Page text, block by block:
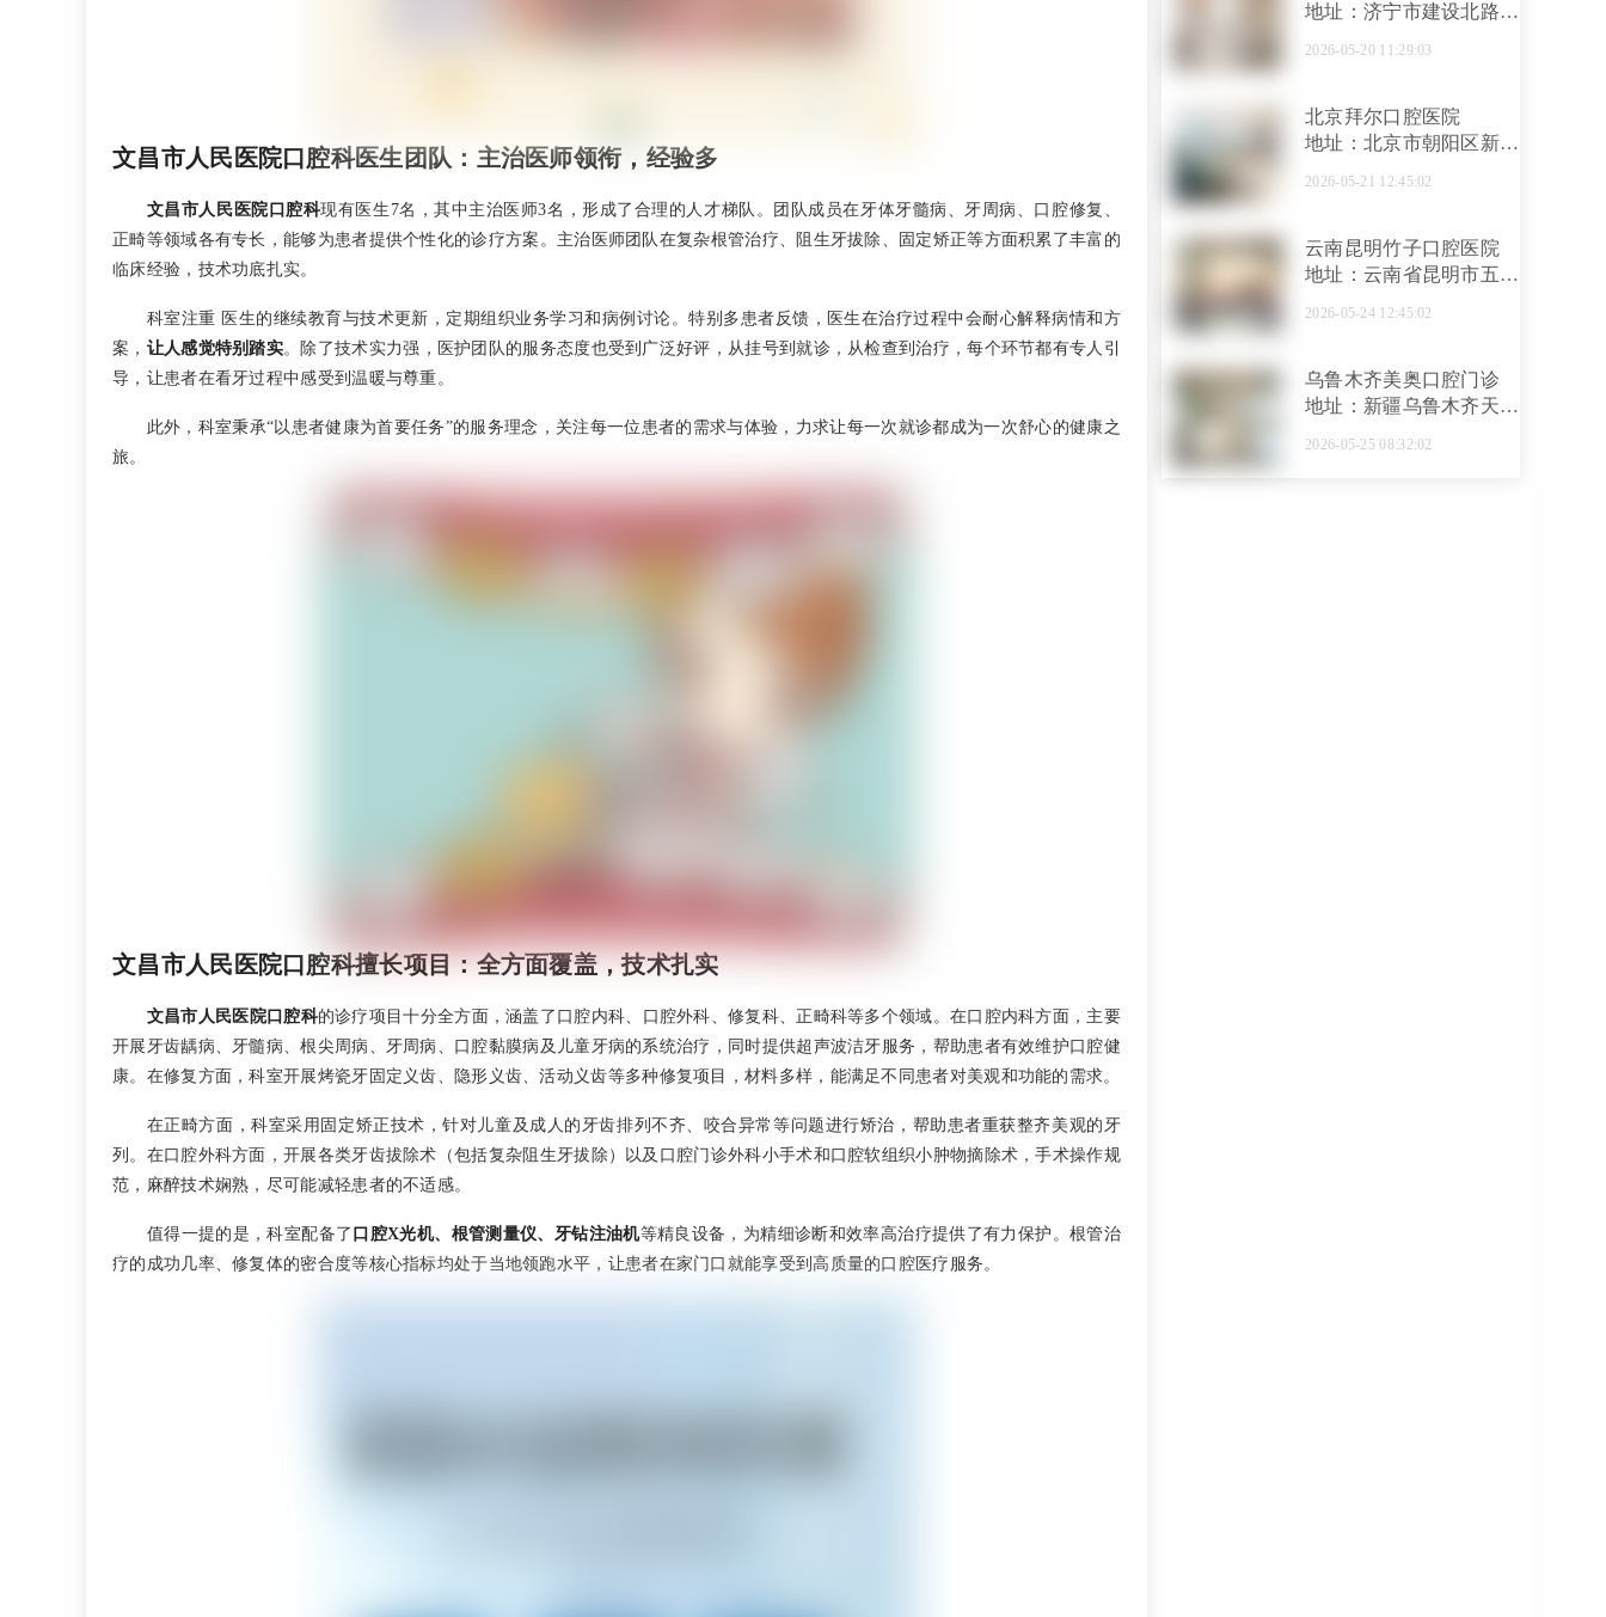
文昌市人民医院口腔科医生团队：主治医师领衔，经验多
文昌市人民医院口腔科现有医生7名，其中主治医师3名，形成了合理的人才梯队。团队成员在牙体牙髓病、牙周病、口腔修复、
正畸等领域各有专长，能够为患者提供个性化的诊疗方案。主治医师团队在复杂根管治疗、阻生牙拔除、固定矫正等方面积累了丰富的
临床经验，技术功底扎实。
科室注重 医生的继续教育与技术更新，定期组织业务学习和病例讨论。特别多患者反馈，医生在治疗过程中会耐心解释病情和方
案， 让人感觉特别踏实。除了技术实力强，医护团队的服务态度也受到广泛好评，从挂号到就诊，从检查到治疗，每个环节都有专人引
导，让患者在看牙过程中感受到温暖与尊重。
此外，科室秉承“以患者健康为首要任务”的服务理念，关注每一位患者的需求与体验，力求让每一次就诊都成为一次舒心的健康之
旅。
文昌市人民医院口腔科擅长项目：全方面覆盖，技术扎实
文昌市人民医院口腔科的诊疗项目十分全方面，涵盖了口腔内科、口腔外科、修复科、正畸科等多个领域。在口腔内科方面，主要
开展牙齿龋病、牙髓病、根尖周病、牙周病、口腔黏膜病及儿童牙病的系统治疗，同时提供超声波洁牙服务，帮助患者有效维护口腔健
康。在修复方面，科室开展烤瓷牙固定义齿、隐形义齿、活动义齿等多种修复项目，材料多样，能满足不同患者对美观和功能的需求。
在正畸方面，科室采用固定矫正技术，针对儿童及成人的牙齿排列不齐、咬合异常等问题进行矫治，帮助患者重获整齐美观的牙
列。在口腔外科方面，开展各类牙齿拔除术（包括复杂阻生牙拔除）以及口腔门诊外科小手术和口腔软组织小肿物摘除术，手术操作规
范，麻醉技术娴熟，尽可能减轻患者的不适感。
值得一提的是，科室配备了口腔X光机、根管测量仪、牙钻注油机等精良设备，为精细诊断和效率高治疗提供了有力保护。根管治
疗的成功几率、修复体的密合度等核心指标均处于当地领跑水平，让患者在家门口就能享受到高质量的口腔医疗服务。
地址：济宁市建设北路谢
2026-05-20 11:29:03
北京拜尔口腔医院
地址：北京市朝阳区新街
2026-05-21 12:45:02
云南昆明竹子口腔医院
地址：云南省昆明市五华
2026-05-24 12:45:02
乌鲁木齐美奥口腔门诊
地址：新疆乌鲁木齐天山
2026-05-25 08:32:02